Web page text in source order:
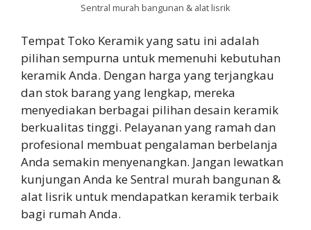
Sentral murah bangunan & alat lisrik
Tempat Toko Keramik yang satu ini adalah
pilihan sempurna untuk memenuhi kebutuhan
keramik Anda. Dengan harga yang terjangkau
dan stok barang yang lengkap, mereka
menyediakan berbagai pilihan desain keramik
berkualitas tinggi. Pelayanan yang ramah dan
profesional membuat pengalaman berbelanja
Anda semakin menyenangkan. Jangan lewatkan
kunjungan Anda ke Sentral murah bangunan &
alat lisrik untuk mendapatkan keramik terbaik
bagi rumah Anda.